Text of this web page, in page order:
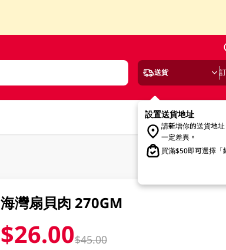
送貨
設置送貨地址
請新增你的送貨地
一定差異。
買滿$50即可選擇「
海灣扇貝肉 270GM
$26.00$45.00